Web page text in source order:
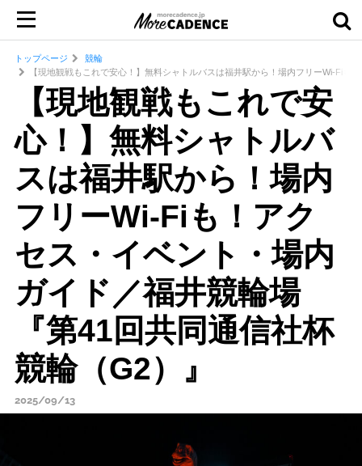
トップページ
競輪
【現地観戦もこれで安心！】無料シャトルバスは福井駅から！場内フリーWi-Fi
【現地観戦もこれで安
心！】無料シャトルバ
スは福井駅から！場内
フリーWi-Fiも！アク
セス・イベント・場内
ガイド／福井競輪場
『第41回共同通信社杯
競輪（G2）』
2025/09/13